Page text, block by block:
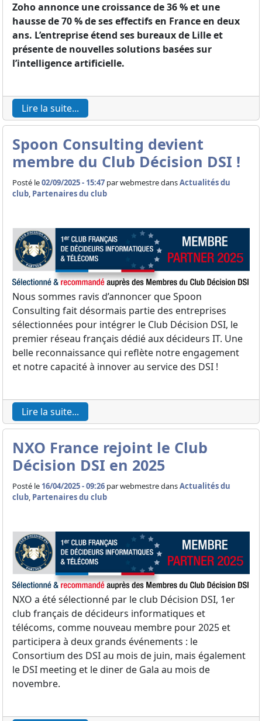
Zoho annonce une croissance de 36 % et une
hausse de 70 % de ses effectifs en France en deux
ans. L’entreprise étend ses bureaux de Lille et
présente de nouvelles solutions basées sur
l’intelligence artificielle.
Lire la suite...
Spoon Consulting devient
membre du Club Décision DSI !
Posté le02/09/2025 - 15:47 parwebmestre dansActualités du
club, Partenaires du club
Nous sommes ravis d’annoncer que Spoon
Consulting fait désormais partie des entreprises
sélectionnées pour intégrer le Club Décision DSI, le
premier réseau français dédié aux décideurs IT. Une
belle reconnaissance qui reflète notre engagement
et notre capacité à innover au service des DSI !
Lire la suite...
NXO France rejoint le Club
Décision DSI en 2025
Posté le 16/04/2025 - 09:26 parwebmestre dansActualités du
club, Partenaires du club
NXO a été sélectionné par le club Décision DSI, 1er
club français de décideurs informatiques et
télécoms, comme nouveau membre pour 2025 et
participera à deux grands événements : le
Consortium des DSI au mois de juin, mais également
le DSI meeting et le diner de Gala au mois de
novembre.